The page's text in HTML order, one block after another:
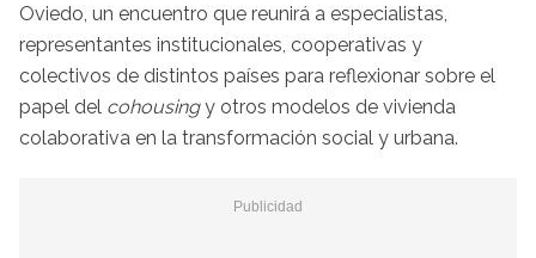
Oviedo, un encuentro que reunirá a especialistas,
representantes institucionales, cooperativas y
colectivos de distintos países para reflexionar sobre el
papel del cohousingy otros modelos de vivienda
colaborativa en la transformación social y urbana.